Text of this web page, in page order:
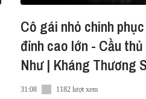
Cô gái nhỏ chinh
đỉnh cao lớn - Cầu
Như | Kháng Thương
EP3
31:08 1182 lượt xem